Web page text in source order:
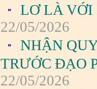
LƠ LÀ VỚI
22/05/2026
NHẬN
TRƯỚC ĐẠO
22/05/2026